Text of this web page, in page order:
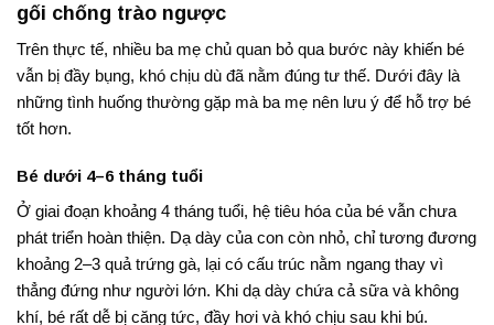
gối chống trào ngược
Trên thực tế, nhiều ba mẹ chủ quan bỏ qua bước này khiến bé
vẫn bị đầy bụng, khó chịu dù đã nằm đúng tư thế. Dưới đây là
những tình huống thường gặp mà ba mẹ nên lưu ý để hỗ trợ bé
tốt hơn.
Bé dưới 4–6 tháng tuổi
Ở giai đoạn khoảng 4 tháng tuổi, hệ tiêu hóa của bé vẫn chưa
phát triển hoàn thiện. Dạ dày của con còn nhỏ, chỉ tương đương
khoảng 2–3 quả trứng gà, lại có cấu trúc nằm ngang thay vì
thẳng đứng như người lớn. Khi dạ dày chứa cả sữa và không
khí, bé rất dễ bị căng tức, đầy hơi và khó chịu sau khi bú.